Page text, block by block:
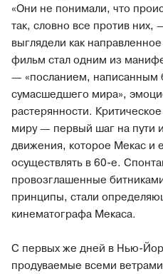
«Они не понимали, что
так, словно все против них,
выглядели как
фильм стал одним из
— «посланием, написанным
сумасшедшего мира»,
растерянности.
миру — первый шаг на пути
движения, которое Мекас и
осуществлять в 60-е.
провозглашенные
принципы, стали
кинематографа Мекаса.
С первых же дней в Нью-
продуваемые всеми